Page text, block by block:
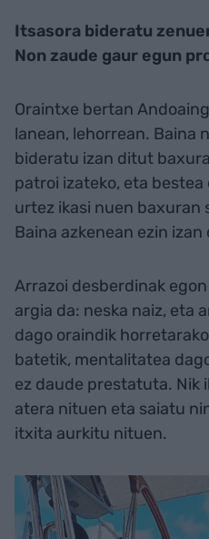
Itsasora bideratu
Non zaude gaur egun
Oraintxe bertan
lanean, lehorrean. Baina
bideratu izan ditut
patroi izateko, eta
urtez ikasi nuen baxuran
Baina azkenean ezin izan
Arrazoi desberdinak
argia da: neska naiz, eta
dago oraindik
batetik, mentalitatea
ez daude prestatuta. Nik
atera nituen eta saiatu
itxita aurkitu nituen.